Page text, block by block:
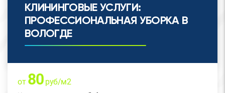
КЛИНИНГОВЫЕ УСЛУГИ:
ПРОФЕССИОНАЛЬНАЯ УБОРКА В
ВОЛОГДЕ
от 80руб/м2